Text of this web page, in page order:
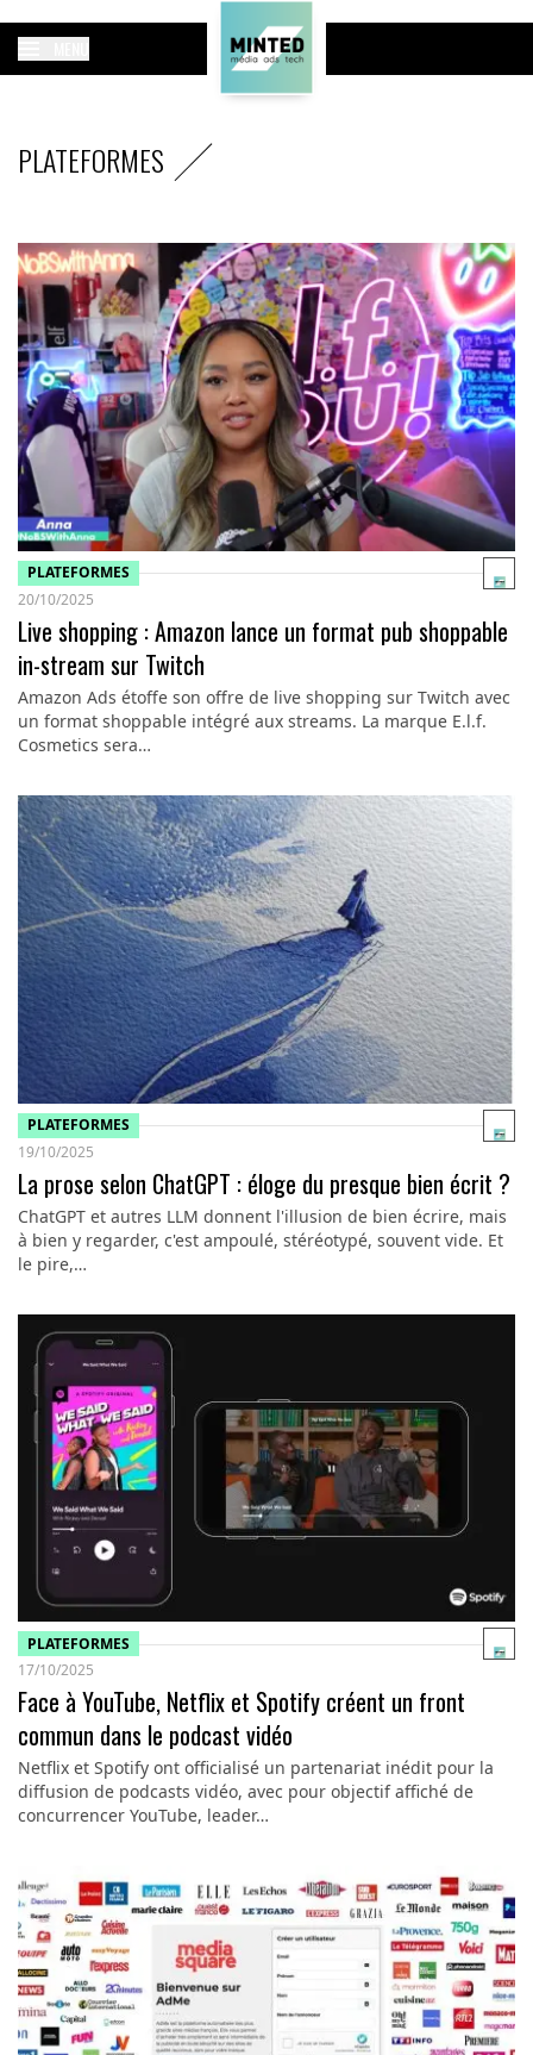
PLATEFORMES
PLATEFORMES
20/10/2025
Live shopping : Amazon lance un format pub shoppable
in-stream sur Twitch
Amazon Ads étoffe son offre de live shopping sur Twitch avec
un format shoppable intégré aux streams. La marque E.l.f.
Cosmetics sera…
PLATEFORMES
19/10/2025
La prose selon ChatGPT : éloge du presque bien écrit ?
ChatGPT et autres LLM donnent l'illusion de bien écrire, mais
à bien y regarder, c'est ampoulé, stéréotypé, souvent vide. Et
le pire,…
PLATEFORMES
17/10/2025
Face à YouTube, Netflix et Spotify créent un front
commun dans le podcast vidéo
Netflix et Spotify ont officialisé un partenariat inédit pour la
diffusion de podcasts vidéo, avec pour objectif affiché de
concurrencer YouTube, leader…